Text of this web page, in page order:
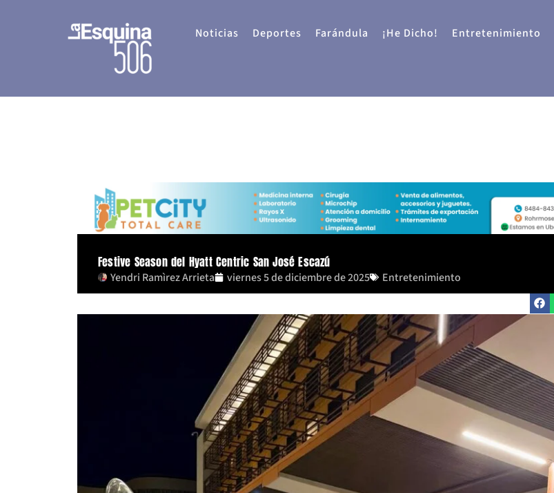
Noticias Deportes Farándula ¡He Dicho! Entretenimiento
Festive Season del Hyatt Centric San José Escazú
Yendri Ramìrez Arrieta viernes 5 de diciembre de 2025 Entretenimiento